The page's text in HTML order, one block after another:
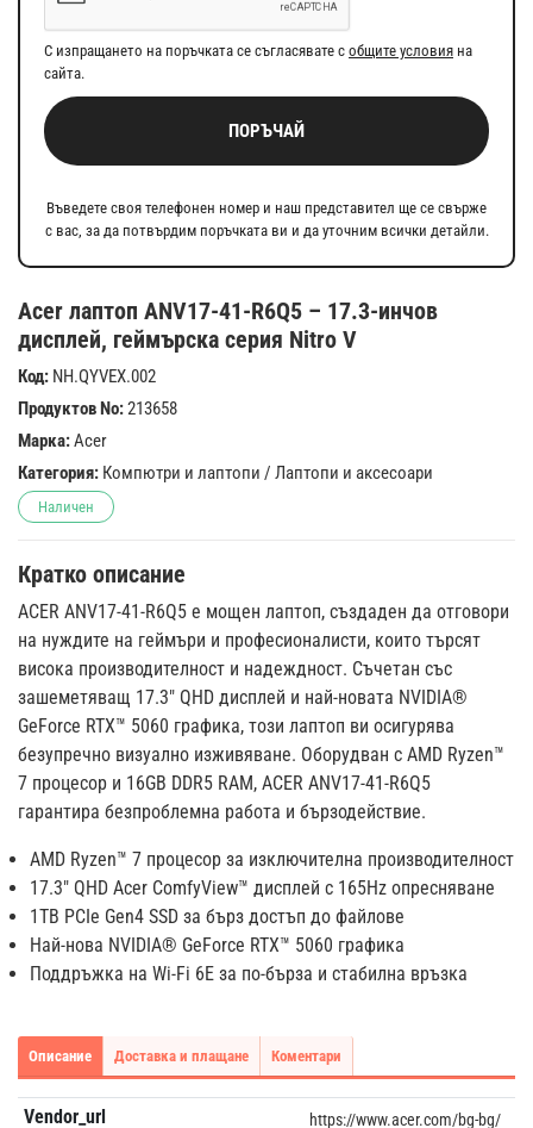
Acer лаптоп ANV17-41-R6Q5 – 17.3-инчов
дисплей, геймърска серия Nitro V
Код: NH.QYVEX.002
Продуктов No:213658
Марка:Acer
Категория: Компютри и лаптопи / Лаптопи и аксесоари
Наличен
Кратко описание
ACER ANV17-41-R6Q5 е мощен лаптоп, създаден да отговори
на нуждите на геймъри и професионалисти, които търсят
висока производителност и надеждност. Съчетан със
зашеметяващ 17.3" QHD дисплей и най-новата NVIDIA®
GeForce RTX™ 5060 графика, този лаптоп ви осигурява
безупречно визуално изживяване. Оборудван с AMD Ryzen™
7 процесор и 16GB DDR5 RAM, ACER ANV17-41-R6Q5
гарантира безпроблемна работа и бързодействие.
AMD Ryzen™ 7 процесор за изключителна производителност
17.3" QHD Acer ComfyView™ дисплей с 165Hz опресняване
1TB PCIe Gen4 SSD за бърз достъп до файлове
Най-нова NVIDIA® GeForce RTX™ 5060 графика
Поддръжка на Wi-Fi 6E за по-бърза и стабилна връзка
С изпращането на поръчката се съгласявате с общите условия на
сайта.
ПОРЪЧАЙ
Въведете своя телефонен номер и наш представител ще се свърже
с вас, за да потвърдим поръчката ви и да уточним всички детайли.
Описание Доставка и плащане Коментари
Vendor_url https://www.acer.com/bg-bg/